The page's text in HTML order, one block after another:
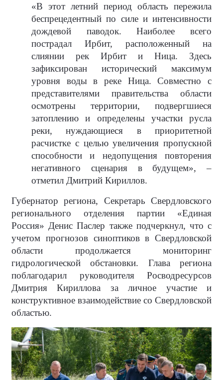
«В этот летний период область пережила
беспрецедентный по силе и интенсивности
дождевой паводок. Наиболее всего
пострадал Ирбит, расположенный на
слиянии рек Ирбит и Ница. Здесь
зафиксирован исторический максимум
уровня воды в реке Ница. Совместно с
представителями правительства области
осмотрены территории, подвергшиеся
затоплению и определены участки русла
реки, нуждающиеся в приоритетной
расчистке с целью увеличения пропускной
способности и недопущения повторения
негативного сценария в будущем», –
отметил Дмитрий Кириллов.
Губернатор региона, Секретарь Свердловского
регионального отделения партии «Единая
Россия» Денис Паслер также подчеркнул, что с
учетом прогнозов синоптиков в Свердловской
области продолжается мониторинг
гидрологической обстановки. Глава региона
поблагодарил руководителя Росводресурсов
Дмитрия Кириллова за личное участие и
конструктивное взаимодействие со Свердловской
областью.